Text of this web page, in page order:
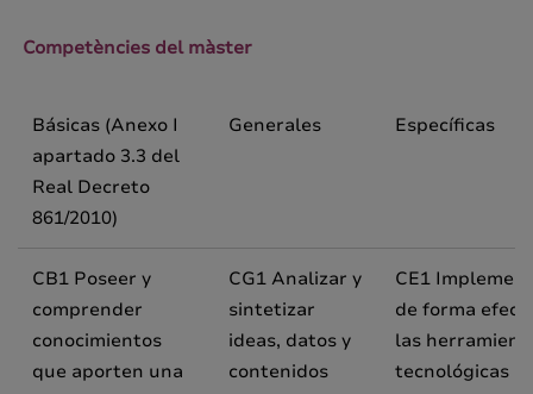
Competències del màster
Básicas (Anexo I
apartado 3.3 del
Real Decreto
861/2010)
Generales Específicas
CB1 Poseer y
comprender
conocimientos
que aporten una
CG1 Analizar y
sintetizar
ideas, datos y
contenidos
CE1
de forma
las
tecnológicas